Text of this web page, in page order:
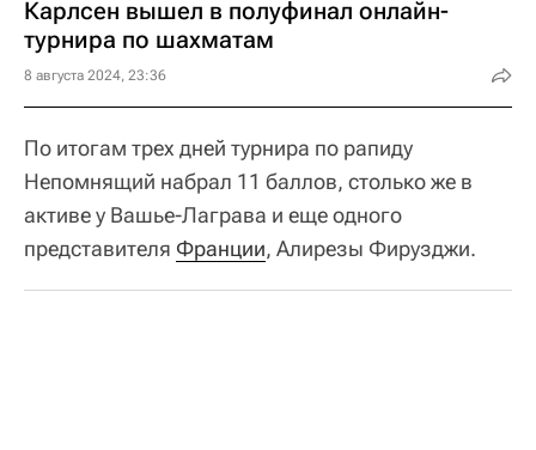
Карлсен вышел в полуфинал онлайн-
турнира по шахматам
8 августа 2024, 23:36
По итогам трех дней турнира по рапиду
Непомнящий набрал 11 баллов, столько же в
активе у Вашье-Лаграва и еще одного
представителя Франции, Алирезы Фирузджи.